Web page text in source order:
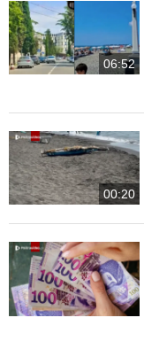
06:52
00:20